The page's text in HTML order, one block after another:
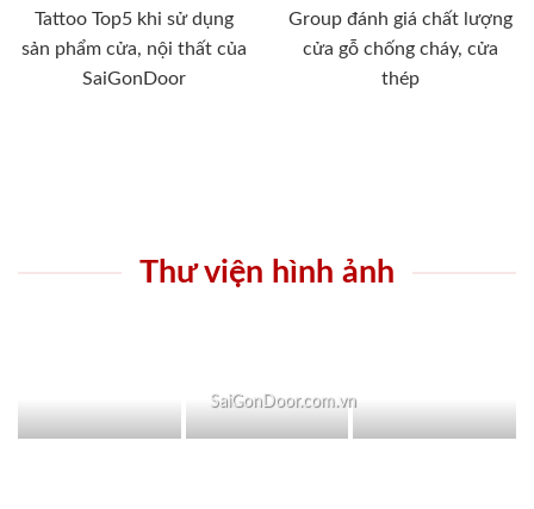
Tattoo Top5 khi sử dụng
sản phẩm cửa, nội thất của
SaiGonDoor
Group đánh giá chất lượng
cửa gỗ chống cháy, cửa
thép
Thư viện hình ảnh
SaiGonDoor.com.vn